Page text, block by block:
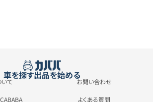
車を探す出品を始める
て お問い合わせ
よくある質問